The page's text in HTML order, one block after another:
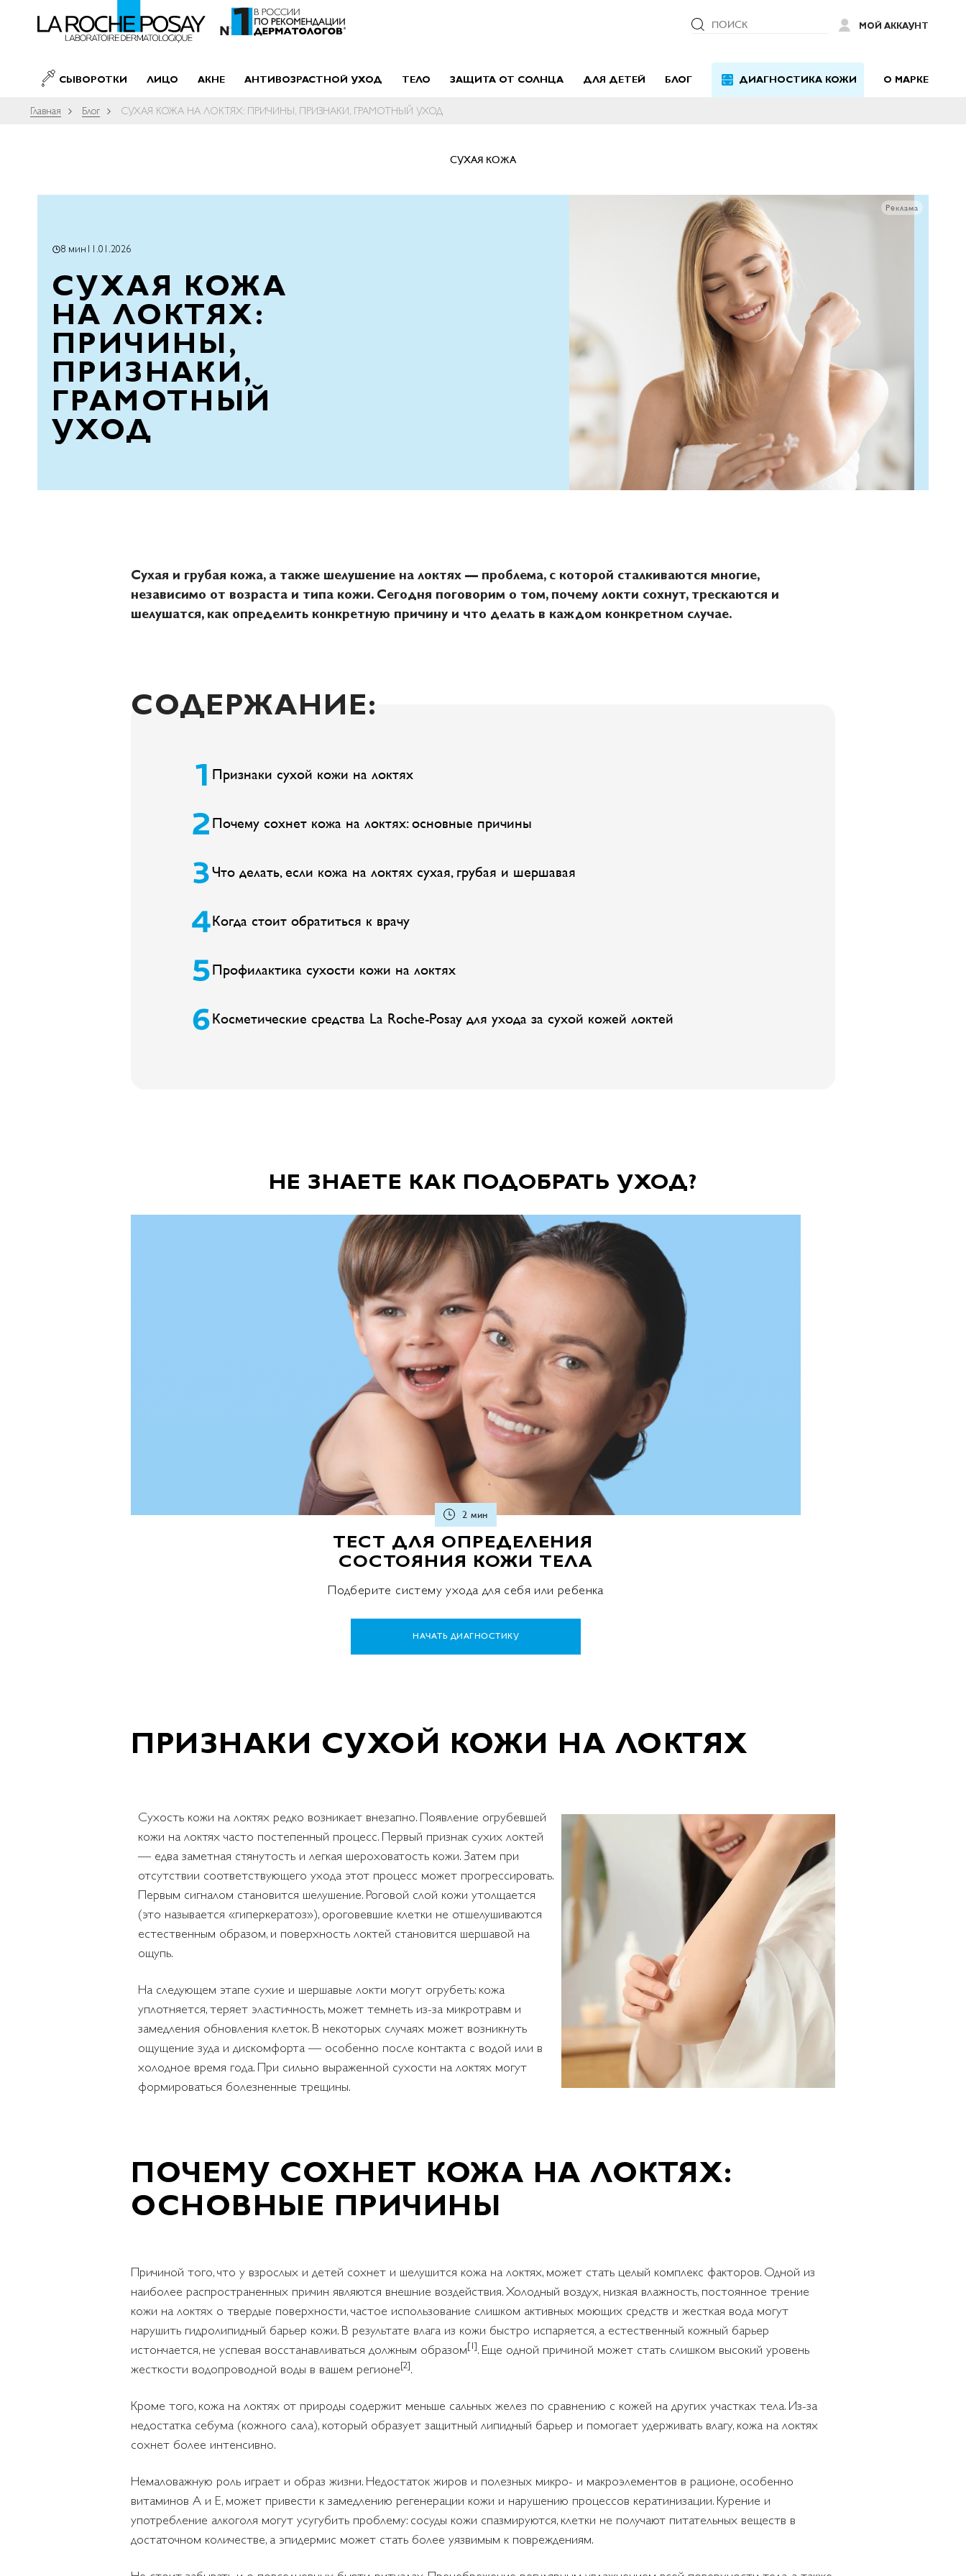
МОЙ АККАУНТ
СЫВОРОТКИ ЛИЦО АКНЕ АНТИВОЗРАСТНОЙ УХОД ТЕЛО ЗАЩИТА ОТ СОЛНЦА ДЛЯ ДЕТЕЙ БЛОГ ДИАГНОСТИКА КОЖИ О МАРКЕ
ПОИСК
Главная Блог СУХАЯ КОЖА НА ЛОКТЯХ: ПРИЧИНЫ, ПРИЗНАКИ, ГРАМОТНЫЙ УХОД
СУХАЯ КОЖА
8 мин 11.01.2026
СУХАЯ КОЖА
НА ЛОКТЯХ:
ПРИЧИНЫ,
ПРИЗНАКИ,
ГРАМОТНЫЙ
УХОД
Реклама
Сухая и грубая кожа, а также шелушение на локтях — проблема, с которой сталкиваются многие,
независимо от возраста и типа кожи. Сегодня поговорим о том, почему локти сохнут, трескаются и
шелушатся, как определить конкретную причину и что делать в каждом конкретном случае.
СОДЕРЖАНИЕ:
Признаки сухой кожи на локтях
Почему сохнет кожа на локтях: основные причины
Что делать, если кожа на локтях сухая, грубая и шершавая
Когда стоит обратиться к врачу
Профилактика сухости кожи на локтях
Косметические средства La Roche-Posay для ухода за сухой кожей локтей
НЕ ЗНАЕТЕ КАК ПОДОБРАТЬ УХОД?
2 мин
ТЕСТ ДЛЯ ОПРЕДЕЛЕНИЯ
СОСТОЯНИЯ КОЖИ ТЕЛА
Подберите систему ухода для себя или ребенка
НАЧАТЬ ДИАГНОСТИКУ
ПРИЗНАКИ СУХОЙ КОЖИ НА ЛОКТЯХ
Сухость кожи на локтях редко возникает внезапно. Появление огрубевшей
кожи на локтях часто постепенный процесс. Первый признак сухих локтей
— едва заметная стянутость и легкая шероховатость кожи. Затем при
отсутствии соответствующего ухода этот процесс может прогрессировать.
Первым сигналом становится шелушение. Роговой слой кожи утолщается
(это называется «гиперкератоз»), ороговевшие клетки не отшелушиваются
естественным образом, и поверхность локтей становится шершавой на
ощупь.
На следующем этапе сухие и шершавые локти могут огрубеть: кожа
уплотняется, теряет эластичность, может темнеть из-за микротравм и
замедления обновления клеток. В некоторых случаях может возникнуть
ощущение зуда и дискомфорта — особенно после контакта с водой или в
холодное время года. При сильно выраженной сухости на локтях могут
формироваться болезненные трещины.
ПОЧЕМУ СОХНЕТ КОЖА НА ЛОКТЯХ:
ОСНОВНЫЕ ПРИЧИНЫ
Причиной того, что у взрослых и детей сохнет и шелушится кожа на локтях, может стать целый комплекс факторов. Одной из
наиболее распространенных причин являются внешние воздействия. Холодный воздух, низкая влажность, постоянное трение
кожи на локтях о твердые поверхности, частое использование слишком активных моющих средств и жесткая вода могут
нарушить гидролипидный барьер кожи. В результате влага из кожи быстро испаряется, а естественный кожный барьер
истончается, не успевая восстанавливаться должным образом[1]. Еще одной причиной может стать слишком высокий уровень
жесткости водопроводной воды в вашем регионе[2].
Кроме того, кожа на локтях от природы содержит меньше сальных желез по сравнению с кожей на других участках тела. Из-за
недостатка себума (кожного сала), который образует защитный липидный барьер и помогает удерживать влагу, кожа на локтях
сохнет более интенсивно.
Немаловажную роль играет и образ жизни. Недостаток жиров и полезных микро- и макроэлементов в рационе, особенно
витаминов A и E, может привести к замедлению регенерации кожи и нарушению процессов кератинизации. Курение и
употребление алкоголя могут усугубить проблему: сосуды кожи спазмируются, клетки не получают питательных веществ в
достаточном количестве, а эпидермис может стать более уязвимым к повреждениям.